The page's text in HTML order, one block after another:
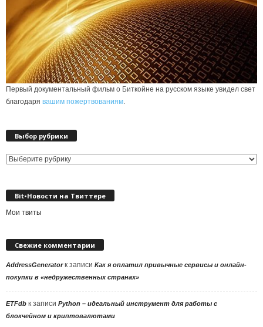
Первый документальный фильм о Биткойне на русском языке увидел свет
благодаря вашим пожертвованиям.
Выбор рубрики
Выбор
Bit•Новости на Твиттере
Мои твиты
Свежие комментарии
AddressGeneratorк записи Как я оплатил привычные сервисы и онлайн-
покупки в «недружественных странах»
ETFdb к записи Python – идеальный инструмент для работы с
блокчейном и криптовалютами